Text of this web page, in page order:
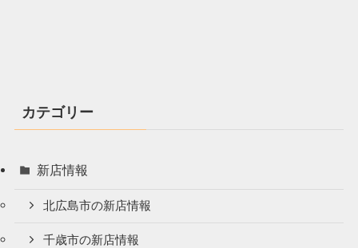
カテゴリー
新店情報
北広島市の新店情報
千歳市の新店情報